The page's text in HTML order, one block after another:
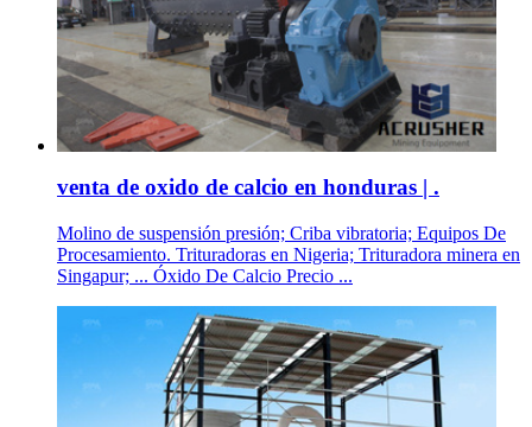
venta de oxido de calcio en honduras | .
Molino de suspensión presión; Criba vibratoria; Equipos De
Procesamiento. Trituradoras en Nigeria; Trituradora minera en
Singapur; ... Óxido De Calcio Precio ...